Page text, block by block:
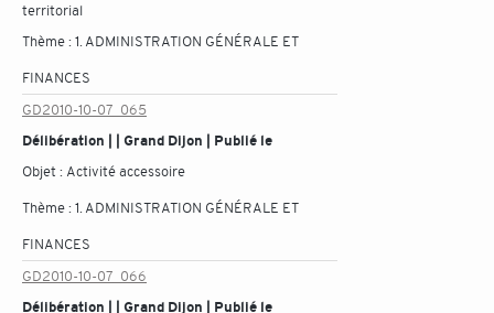
territorial
Thème :1. ADMINISTRATION GÉNÉRALE ET
FINANCES
GD2010-10-07_065
Délibération | | Grand Dijon | Publié le
Objet : Activité accessoire
Thème :1. ADMINISTRATION GÉNÉRALE ET
FINANCES
GD2010-10-07_066
Délibération | | Grand Dijon | Publié le